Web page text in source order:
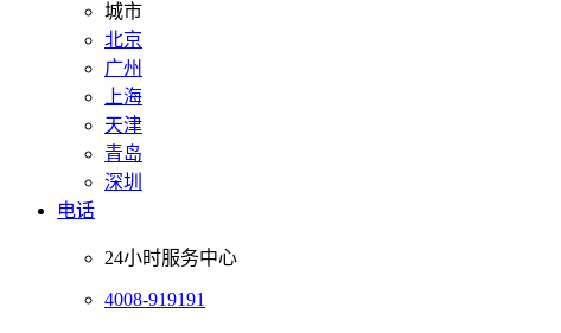
城市
北京
广州
上海
天津
青岛
深圳
电话
24小时服务中心
4008-919191